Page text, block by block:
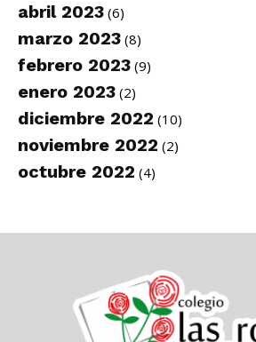
abril 2023 (6)
marzo 2023 (8)
febrero 2023 (9)
enero 2023 (2)
diciembre 2022 (10)
noviembre 2022 (2)
octubre 2022 (4)